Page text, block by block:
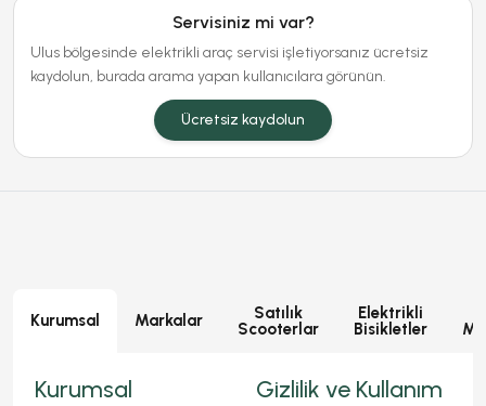
Servisiniz mi var?
Ulus bölgesinde elektrikli araç servisi işletiyorsanız ücretsiz
kaydolun, burada arama yapan kullanıcılara görünün.
Ücretsiz kaydolun
Kurumsal Markalar
Satılık
Scooterlar
Elektrikli
Bisikletler
Kurumsal Gizlilik ve Kullanım